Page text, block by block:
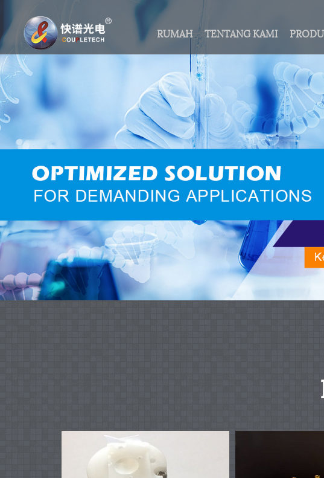
RUMAH TENTANG KAMI